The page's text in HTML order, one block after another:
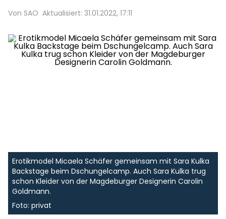
Von SAO Aktualisiert: 31.01.2022, 17:11
Erotikmodel Micaela Schäfer gemeinsam mit Sara Kulka
Backstage beim Dschungelcamp. Auch Sara Kulka trug
schon Kleider von der Magdeburger Designerin Carolin
Goldmann.
Foto: privat